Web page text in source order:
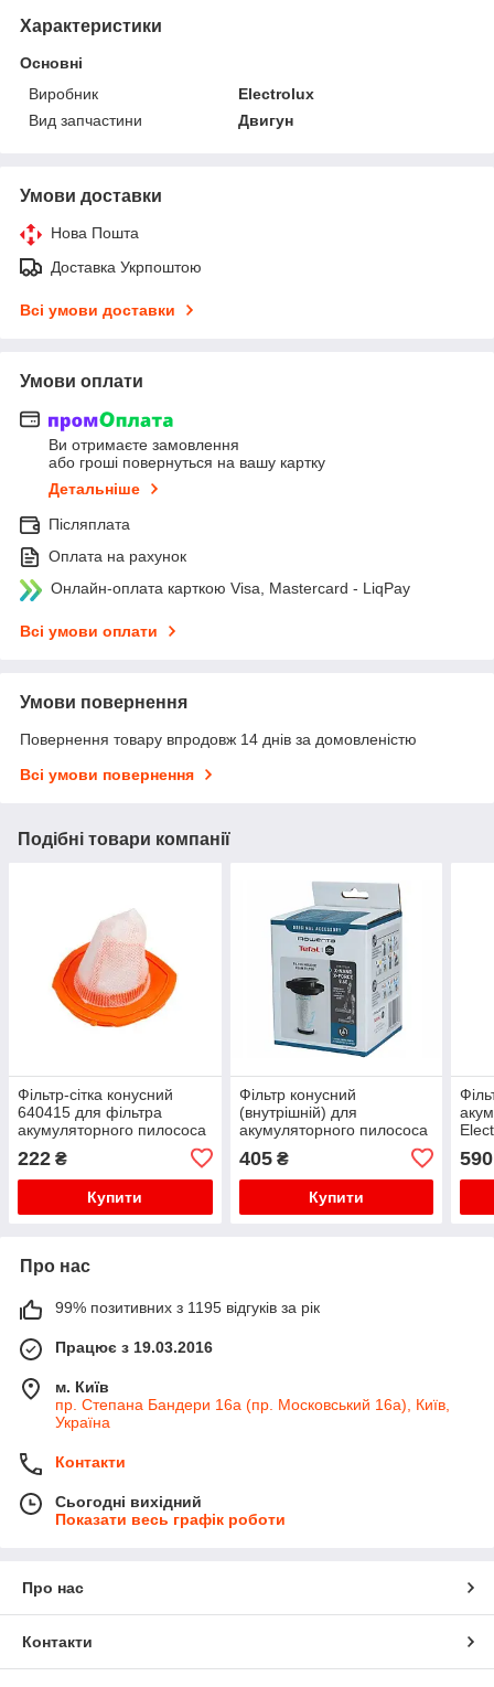
Характеристики
Основні
Виробник
Electrolux
Вид запчастини
Двигун
Умови доставки
Нова Пошта
Доставка Укрпоштою
Всі умови доставки
Умови оплати
Ви отримаєте замовлення
або гроші повернуться на вашу картку
Детальніше
Післяплата
Оплата на рахунок
Онлайн-оплата карткою Visa, Mastercard - LiqPay
Всі умови оплати
Умови повернення
Повернення товару впродовж 14 днів за домовленістю
Всі умови повернення
Подібні товари компанії
Фільтр-сітка конусний
640415 для фільтра
акумуляторного пилососа
222 ₴
Купити
Фільтр конусний
(внутрішній) для
акумуляторного пилососа
Rowenta X-PERT 6.60, X-
NANO, X-FORCE 9.60
ZR009010
405₴
Купити
590
Про нас
99% позитивних з 1195 відгуків за рік
Працює з 19.03.2016
м. Київ
пр. Степана Бандери 16а (пр. Московський 16а), Київ,
Україна
Контакти
Сьогодні вихідний
Показати весь графік роботи
Про нас
Контакти